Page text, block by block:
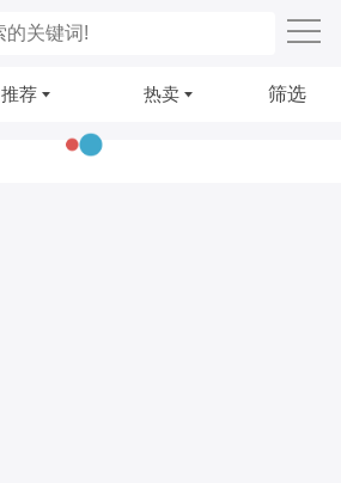
推荐 热卖 筛选